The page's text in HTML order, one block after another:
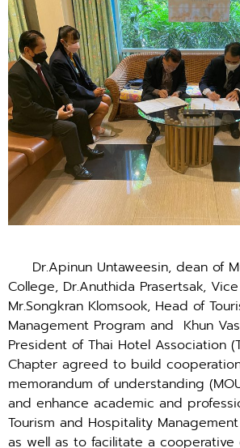
Dr.Apinun Untaweesin, dean of
College, Dr.Anuthida Prasertsak,
Mr.Songkran Klomsook, Head of
Management Program and Khun
President of Thai Hotel Association
Chapter agreed to build
memorandum of understanding
and enhance academic and
Tourism and Hospitality
as well as to facilitate a